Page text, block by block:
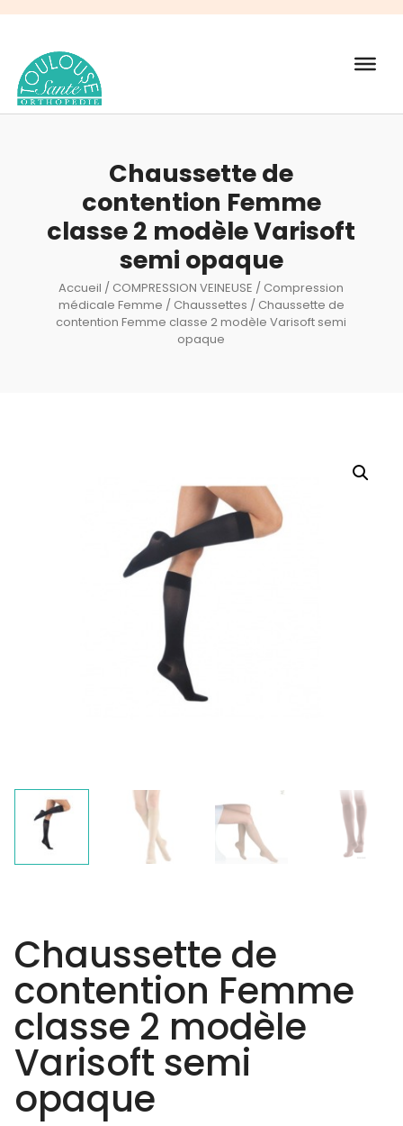
Recherche
Chaussette de
contention Femme
classe 2 modèle Varisoft
semi opaque
Accueil / COMPRESSION VEINEUSE / Compression
médicale Femme / Chaussettes / Chaussette de
contention Femme classe 2 modèle Varisoft semi
opaque
Chaussette de
contention Femme
classe 2 modèle
Varisoft semi
opaque